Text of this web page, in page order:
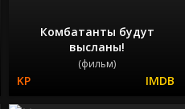
Комбатанты будут
высланы!
(фильм)